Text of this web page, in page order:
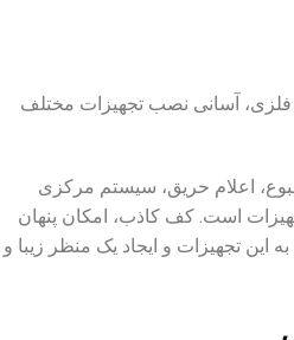
آسانی نصب تجهیزات مختلف
اعلام حریق، سیستم مرکزی
است. کف کاذب، امکان پنهان
این تجهیزات و ایجاد یک منظر زیبا و